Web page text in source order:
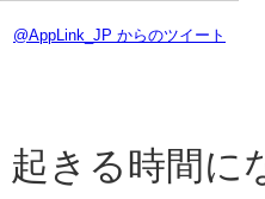
@AppLink_JP からのツイート
起きる時間に